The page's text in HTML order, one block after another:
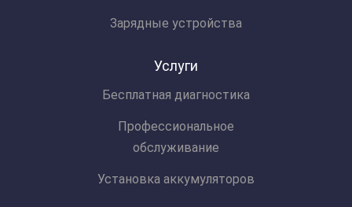
Зарядные устройства
Услуги
Бесплатная диагностика
Профессиональное
обслуживание
Установка аккумуляторов